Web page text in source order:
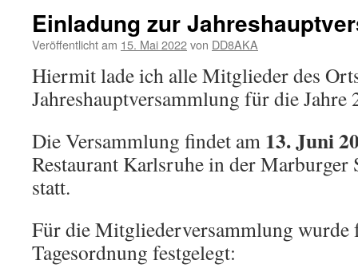
Einladung zur
Veröffentlicht am 15. Mai 2022von DD8AKA
Hiermit lade ich alle Mitglieder des
Jahreshauptversammlung für die Jahre
Die Versammlung findet am 13. Juni
Restaurant Karlsruhe in der Marburger
statt.
Für die Mitgliederversammlung wurde
Tagesordnung festgelegt: